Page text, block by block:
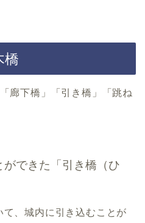
橋
廊下橋」「引き橋」「跳ね
できた「引き橋（ひ
、城内に引き込むことが